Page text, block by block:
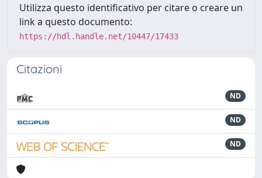
Utilizza questo identificativo per citare o creare un
link a questo documento:
https://hdl.handle.net/10447/17433
Citazioni
ND
ND
ND